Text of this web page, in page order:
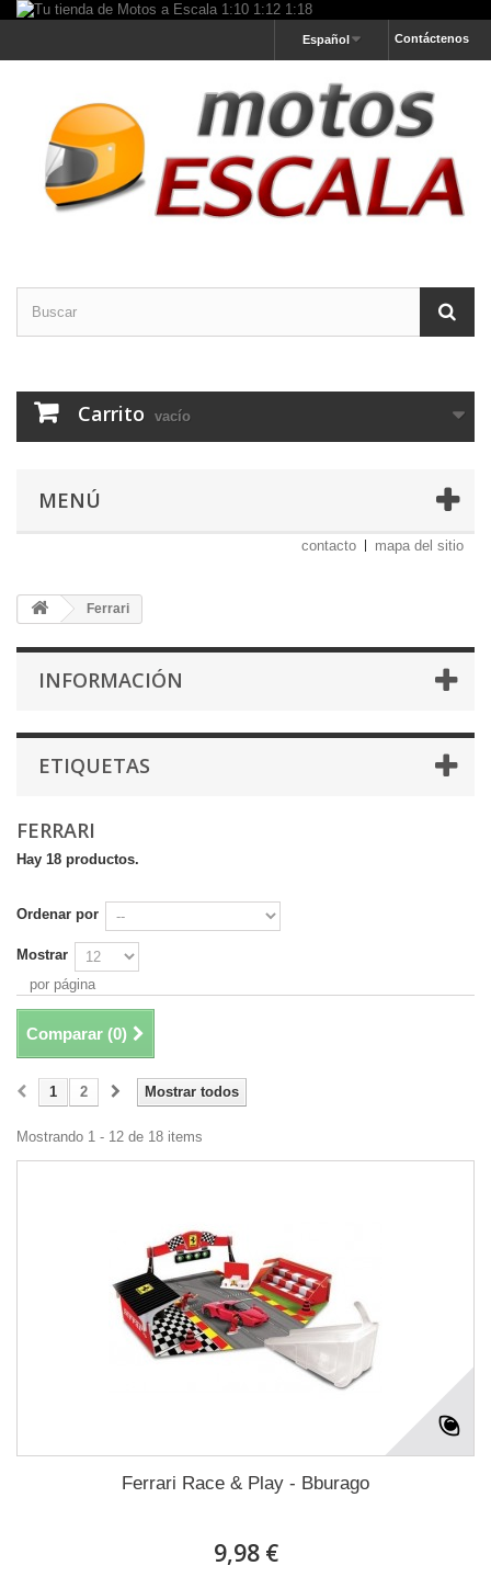
Contáctenos
Español
Carrito vacío
MENÚ
contacto mapa del sitio
Ferrari
INFORMACIÓN
ETIQUETAS
FERRARI
Hay 18 productos.
Ordenar por
Mostrar
por página
Comparar (0)
Mostrar todos
1 2
Mostrando 1 - 12 de 18 items
Ferrari Race & Play - Bburago
9,98 €